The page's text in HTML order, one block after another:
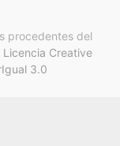
procedentes del
Licencia Creative
3.0